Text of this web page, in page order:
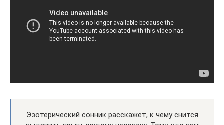
Эзотерический сонник расскажет, к чему снится